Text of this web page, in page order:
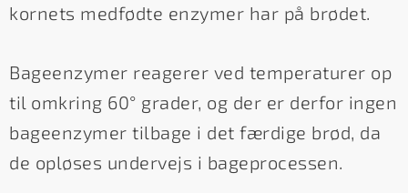
kornets medfødte enzymer har på brødet.
Bageenzymer reagerer ved temperaturer op
til omkring 60° grader, og der er derfor ingen
bageenzymer tilbage i det færdige brød, da
de opløses undervejs i bageprocessen.